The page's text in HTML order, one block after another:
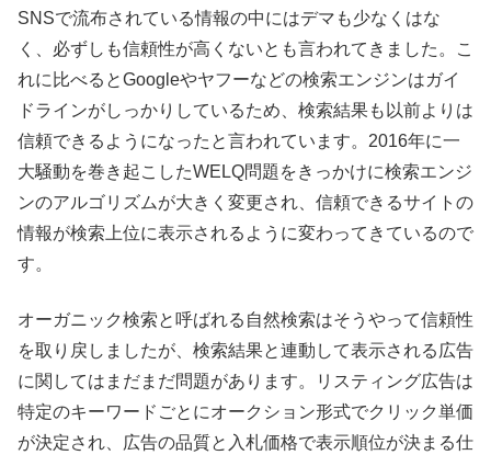
SNSで流布されている情報の中にはデマも少なくはな
く、必ずしも信頼性が高くないとも言われてきました。こ
れに比べるとGoogleやヤフーなどの検索エンジンはガイ
ドラインがしっかりしているため、検索結果も以前よりは
信頼できるようになったと言われています。2016年に一
大騒動を巻き起こしたWELQ問題をきっかけに検索エンジ
ンのアルゴリズムが大きく変更され、信頼できるサイトの
情報が検索上位に表示されるように変わってきているので
す。
オーガニック検索と呼ばれる自然検索はそうやって信頼性
を取り戻しましたが、検索結果と連動して表示される広告
に関してはまだまだ問題があります。リスティング広告は
特定のキーワードごとにオークション形式でクリック単価
が決定され、広告の品質と入札価格で表示順位が決まる仕